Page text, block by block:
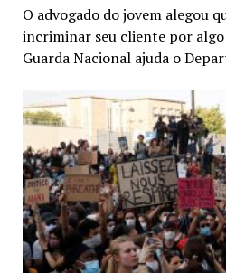
O advogado do jovem alegou
incriminar seu cliente por algo
Guarda Nacional ajuda o